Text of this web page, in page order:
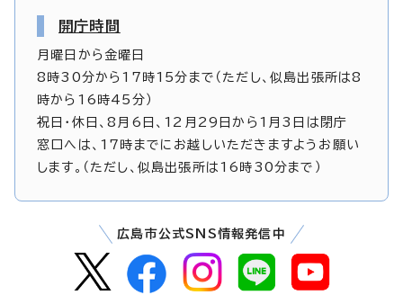
開庁時間
月曜日から金曜日
8時30分から17時15分まで（ただし、似島出張所は8
時から16時45分）
祝日・休日、8月6日、12月29日から1月3日は閉庁
窓口へは、17時までにお越しいただきますようお願い
します。（ただし、似島出張所は16時30分まで）
広島市公式SNS情報発信中